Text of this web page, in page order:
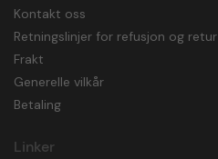
Kontakt oss
Retningslinjer for refusjon og retur
Frakt
Generelle vilkår
Betaling
Linker